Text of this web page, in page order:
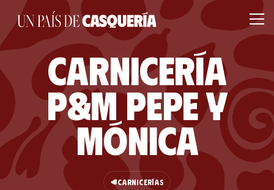
Carnicería
P&M Pepe y
Mónica
🥩CARNICERÍAS